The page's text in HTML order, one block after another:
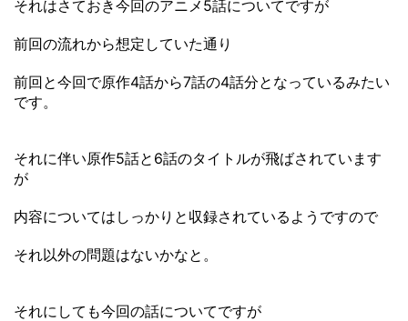
それはさておき今回のアニメ5話についてですが
前回の流れから想定していた通り
前回と今回で原作4話から7話の4話分となっているみたい
です。
それに伴い原作5話と6話のタイトルが飛ばされています
が
内容についてはしっかりと収録されているようですので
それ以外の問題はないかなと。
それにしても今回の話についてですが